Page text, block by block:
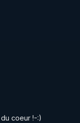
coeur !-:)